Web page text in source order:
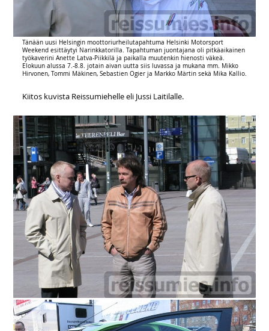
Tänään uusi Helsingin moottoriurheilutapahtuma Helsinki Motorsport
Weekend esittäytyi Narinkkatorilla. Tapahtuman juontajana oli pitkäaikainen
työkaverini Anette Latva-Piikkilä ja paikalla muutenkin hienosti väkeä.
Elokuun alussa 7.-8.8. jotain aivan uutta siis luvassa ja mukana mm. Mikko
Hirvonen, Tommi Mäkinen, Sebastien Ogier ja Markko Märtin sekä Mika Kallio.
Kiitos kuvista Reissumiehelle eli Jussi Laitilalle.